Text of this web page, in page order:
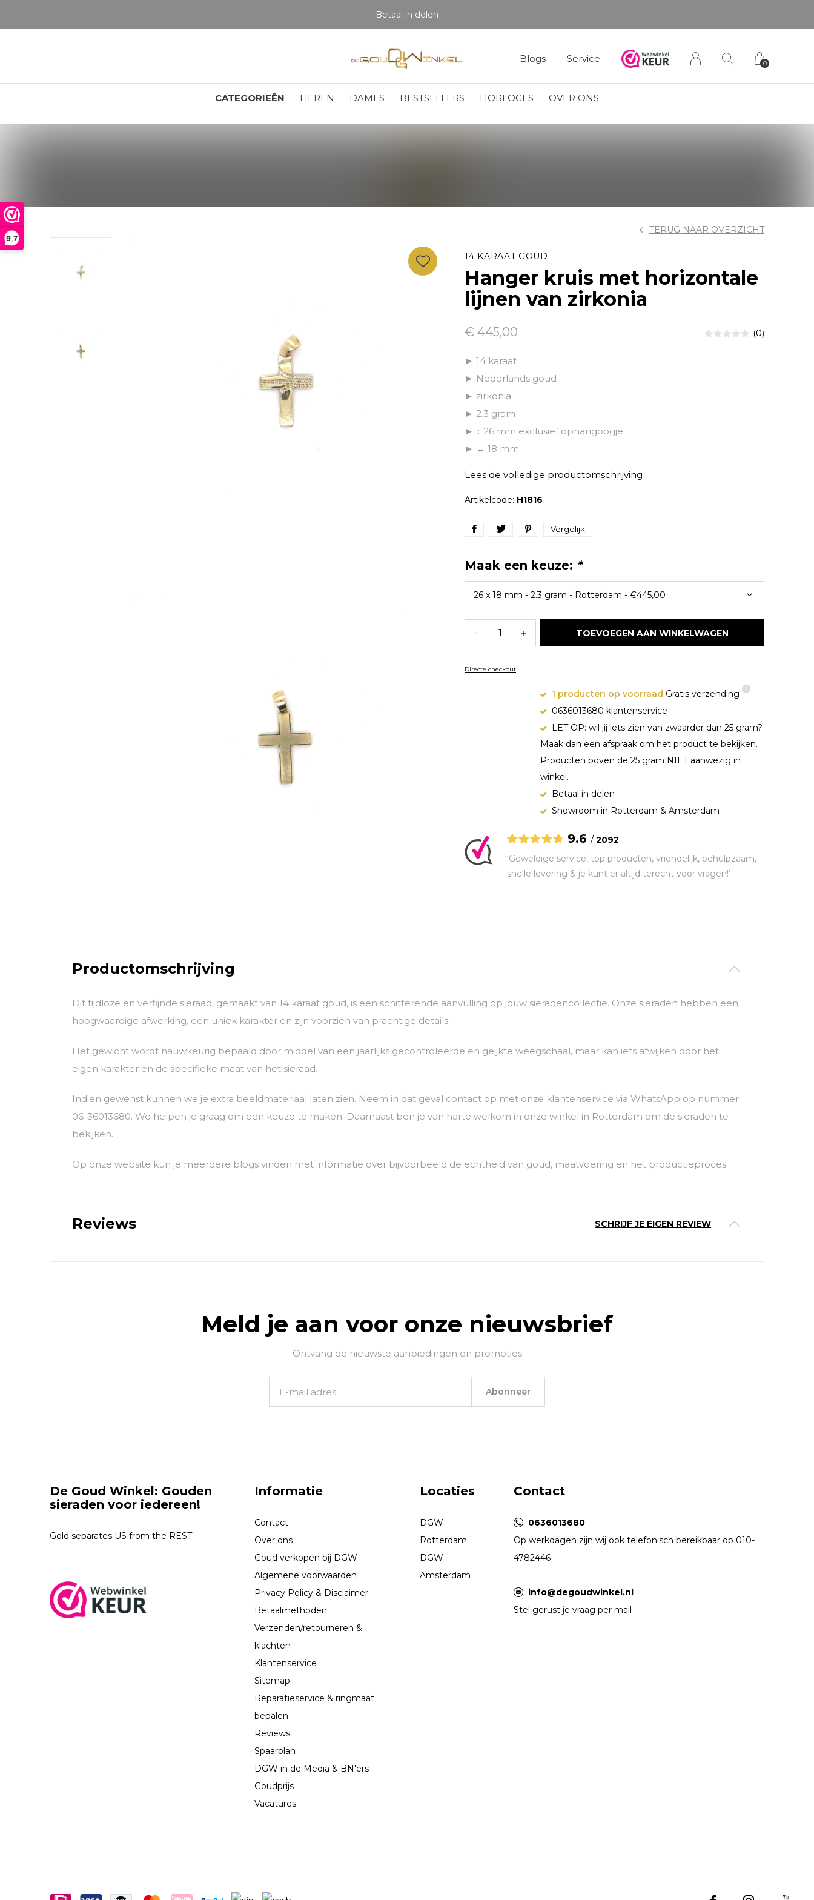
9,7
CATEGORIEËN HEREN DAMES BESTSELLERS HORLOGES OVER ONS
Blogs Service 0
Betaal in delen
14 KARAAT GOUD
Hanger kruis met horizontale
lijnen van zirkonia
TERUG NAAR OVERZICHT
€ 445,00 (0)
► 14 karaat
► Nederlands goud
► zirkonia
► 2.3 gram
► ↕ 26 mm exclusief ophangoogje
► ↔ 18 mm
Lees de volledige productomschrijving
Artikelcode: H1816
Vergelijk
Maak een keuze: *
TOEVOEGEN AAN WINKELWAGEN
Directe checkout
1 producten op voorraad Gratis verzending
0636013680 klantenservice
LET OP: wil jij iets zien van zwaarder dan 25 gram?
Maak dan een afspraak om het product te bekijken.
Producten boven de 25 gram NIET aanwezig in
winkel.
Betaal in delen
Showroom in Rotterdam & Amsterdam
9.6 / 2092
‘Geweldige service, top producten, vriendelijk, behulpzaam,
snelle levering & je kunt er altijd terecht voor vragen!’
Productomschrijving
Dit tijdloze en verfijnde sieraad, gemaakt van 14 karaat goud, is een schitterende aanvulling op jouw sieradencollectie. Onze sieraden hebben een
hoogwaardige afwerking, een uniek karakter en zijn voorzien van prachtige details.
Het gewicht wordt nauwkeurig bepaald door middel van een jaarlijks gecontroleerde en geijkte weegschaal, maar kan iets afwijken door het
eigen karakter en de specifieke maat van het sieraad.
Indien gewenst kunnen we je extra beeldmateriaal laten zien. Neem in dat geval contact op met onze klantenservice via WhatsApp op nummer
06-36013680. We helpen je graag om een keuze te maken. Daarnaast ben je van harte welkom in onze winkel in Rotterdam om de sieraden te
bekijken.
Op onze website kun je meerdere blogs vinden met informatie over bijvoorbeeld de echtheid van goud, maatvoering en het productieproces.
Reviews SCHRIJF JE EIGEN REVIEW
Meld je aan voor onze nieuwsbrief
Ontvang de nieuwste aanbiedingen en promoties
Abonneer
De Goud Winkel: Gouden
sieraden voor iedereen!
Gold separates US from the REST
Informatie
Contact
Over ons
Goud verkopen bij DGW
Algemene voorwaarden
Privacy Policy & Disclaimer
Betaalmethoden
Verzenden/retourneren &
klachten
Klantenservice
Sitemap
Reparatieservice & ringmaat
bepalen
Reviews
Spaarplan
DGW in de Media & BN'ers
Goudprijs
Vacatures
Locaties
DGW
Rotterdam
DGW
Amsterdam
Contact
0636013680
Op werkdagen zijn wij ook telefonisch bereikbaar op 010-
4782446
info@degoudwinkel.nl
Stel gerust je vraag per mail